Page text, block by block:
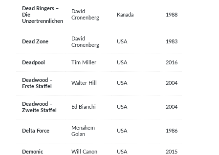
Dead Ringers –
Die
Unzertrennlichen
David
Cronenberg
Kanada 1988
Dead Zone
David
Cronenberg
USA 1983
Deadpool Tim Miller USA 2016
Deadwood –
Erste Staffel
Walter Hill USA 2004
Deadwood –
Zweite Staffel
Ed Bianchi USA 2004
Delta Force
Menahem
Golan
USA 1986
Demonic Will Canon USA 2015